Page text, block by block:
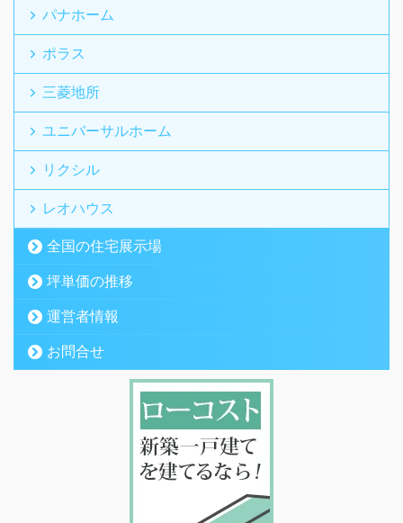
パナホーム
ポラス
三菱地所
ユニバーサルホーム
リクシル
レオハウス
全国の住宅展示場
坪単価の推移
運営者情報
お問合せ